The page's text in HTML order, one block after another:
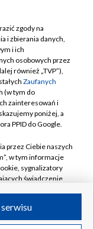
likwidacji
zgody na
i zbierania danych,
i ich
osobowych przez
również „TVP”),
Zaufanych
(w tym do
zainteresowań i
poniżej, a
PPID do Google.
przez Ciebie naszych
w tym informacje
sygnalizatory
świadczenie